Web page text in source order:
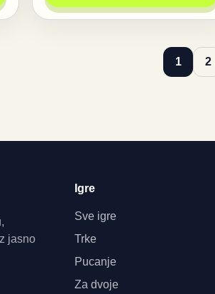
1 2
jasno
Igre
Sve igre
Trke
Pucanje
Za dvoje